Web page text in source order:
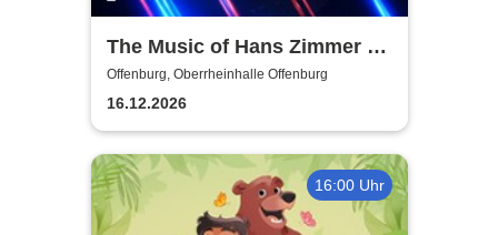
The Music of Hans Zimmer &
Others - A Celebration of Film
Music
Offenburg, Oberrheinhalle Offenburg
16.12.2026
16:00 Uhr